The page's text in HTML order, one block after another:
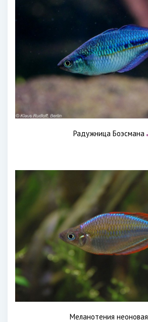
Радужница Боэсмана
Меланотения неоновая